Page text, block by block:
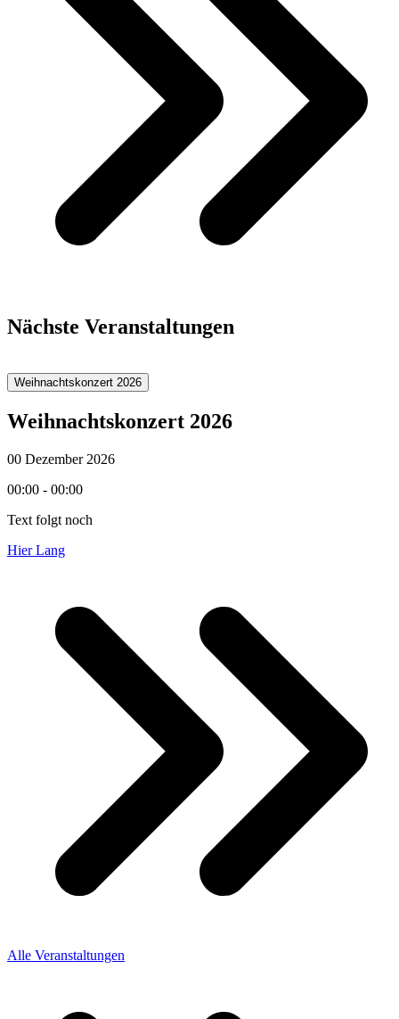
Nächste Veranstaltungen
Weihnachtskonzert 2026
Weihnachtskonzert 2026
00 Dezember 2026
00:00 - 00:00
Text folgt noch
Hier Lang
Alle Veranstaltungen